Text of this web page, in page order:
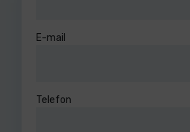
E-mail
Telefon